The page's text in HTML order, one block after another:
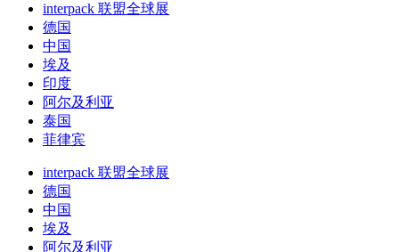
interpack 联盟全球展
德国
中国
埃及
印度
阿尔及利亚
泰国
菲律宾
interpack 联盟全球展
德国
中国
埃及
阿尔及利亚